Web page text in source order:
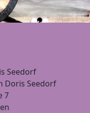
Seedorf
Doris Seedorf
7